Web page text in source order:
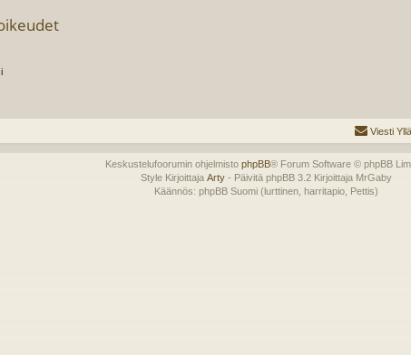
Viesti
Keskustelufoorumin ohjelmisto phpBB® Forum Software © phpBB
Style Kirjoittaja Arty- Päivitä phpBB 3.2 Kirjoittaja MrGaby
Käännös: phpBB Suomi (lurttinen, harritapio, Pettis)